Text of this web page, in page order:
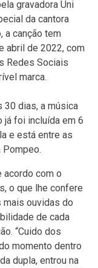
gravadora Uni
da cantora
a canção tem
abril de 2022, com
Redes Sociais
marca.
30 dias, a música
já foi incluída em 6
e está entre as
Pompeo.
acordo com o
o que lhe confere
ouvidas do
de cada
“Cuido dos
momento dentro
dupla, entrou na